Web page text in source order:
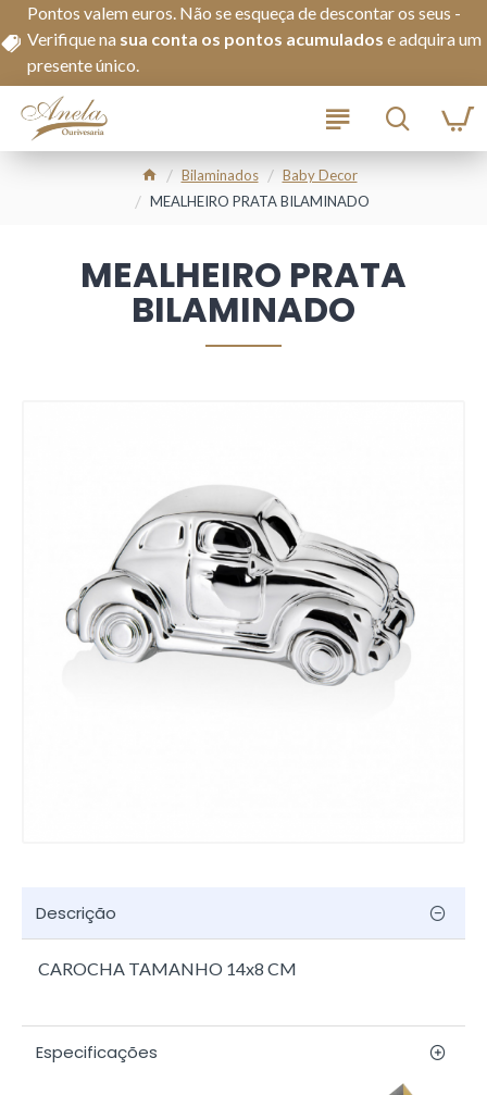
Pontos valem euros. Não se esqueça de descontar os seus -
Verifique na sua conta os pontos acumulados e adquira um
presente único.
Bilaminados
Baby Decor
MEALHEIRO PRATA BILAMINADO
MEALHEIRO PRATA
BILAMINADO
Descrição
CAROCHA TAMANHO 14x8 CM
Especificações